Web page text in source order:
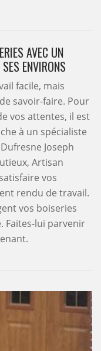
AVEC UN
ENVIRONS
facile, mais
savoir-faire. Pour
vos attentes, il est
à un spécialiste
Joseph
Artisan
vos
rendu de travail.
vos boiseries
Faites-lui parvenir